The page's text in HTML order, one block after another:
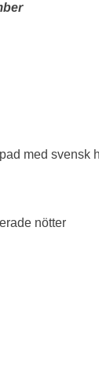
med svensk
nötter